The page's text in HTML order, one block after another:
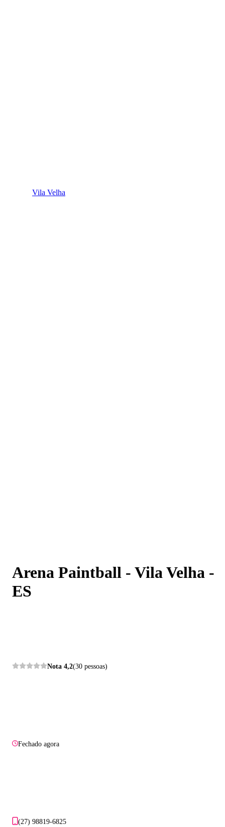
Vila Velha
Arena Paintball - Vila Velha -
ES
Nota 4,2(30 pessoas)
Fechado agora
(27) 98819-6825